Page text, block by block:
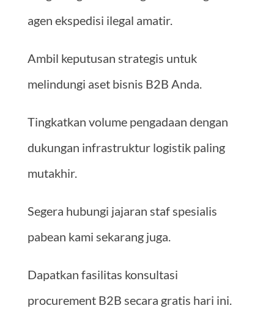
agen ekspedisi ilegal amatir.
Ambil keputusan strategis untuk
melindungi aset bisnis B2B Anda.
Tingkatkan volume pengadaan dengan
dukungan infrastruktur logistik paling
mutakhir.
Segera hubungi jajaran staf spesialis
pabean kami sekarang juga.
Dapatkan fasilitas konsultasi
procurement B2B secara gratis hari ini.